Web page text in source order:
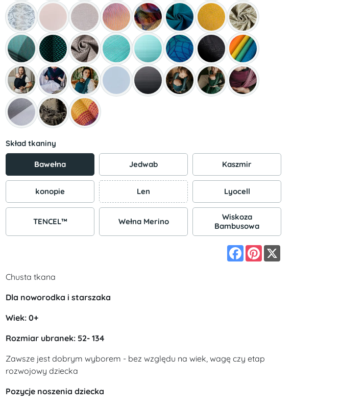
Skład tkaniny
Bawełna Jedwab Kaszmir
konopie Len Lyocell
TENCEL™ Wełna Merino
Wiskoza
Bambusowa
Facebook
Pinterest
Chusta tkana
Dla noworodka i starszaka
Wiek: 0+
Rozmiar ubranek: 52- 134
Zawsze jest dobrym wyborem - bez względu na wiek, wagę czy etap
rozwojowy dziecka
Pozycje noszenia dziecka